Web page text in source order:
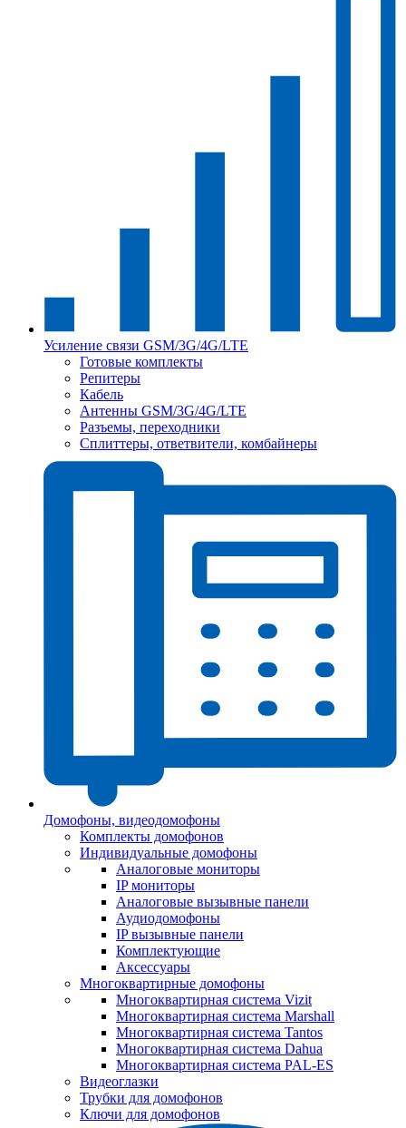
Усиление связи GSM/3G/4G/LTE
Готовые комплекты
Репитеры
Кабель
Антенны GSM/3G/4G/LTE
Разъемы, переходники
Сплиттеры, ответвители, комбайнеры
Домофоны, видеодомофоны
Комплекты домофонов
Индивидуальные домофоны
Аналоговые мониторы
IP мониторы
Аналоговые вызывные панели
Аудиодомофоны
IP вызывные панели
Комплектующие
Аксессуары
Многоквартирные домофоны
Многоквартирная система Vizit
Многоквартирная система Marshall
Многоквартирная система Tantos
Многоквартирная система Dahua
Многоквартирная система PAL-ES
Видеоглазки
Трубки для домофонов
Ключи для домофонов